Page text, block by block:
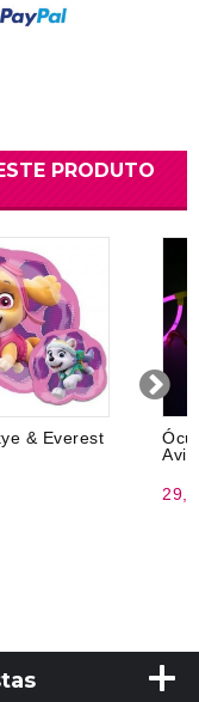
PRODUTO
& Everest